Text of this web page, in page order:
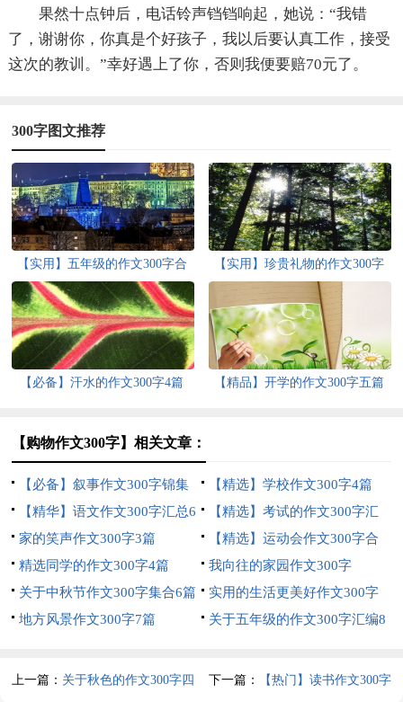
果然十点钟后，电话铃声铛铛响起，她说：“我错
了，谢谢你，你真是个好孩子，我以后要认真工作，接受
这次的教训。”幸好遇上了你，否则我便要赔70元了。
300字图文推荐
【实用】五年级的作文300字合
集8篇
【实用】珍贵礼物的作文300字
合集五篇
【必备】汗水的作文300字4篇 【精品】开学的作文300字五篇
【购物作文300字】相关文章：
【必备】叙事作文300字锦集
10篇
【精选】学校作文300字4篇
【精华】语文作文300字汇总6
篇
【精选】考试的作文300字汇
总十篇
家的笑声作文300字3篇
【精选】运动会作文300字合
集6篇
精选同学的作文300字4篇
我向往的家园作文300字
关于中秋节作文300字集合6篇
实用的生活更美好作文300字
合集九篇
地方风景作文300字7篇
关于五年级的作文300字汇编8
上一篇： 关于秋色的作文300字四 下一篇： 【热门】读书作文300字